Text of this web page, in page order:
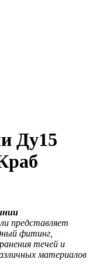
Ду15
представляет
фитинг,
течей и
материалов